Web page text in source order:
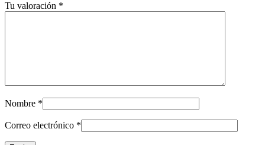
Tu valoración *
Nombre *
Correo electrónico *